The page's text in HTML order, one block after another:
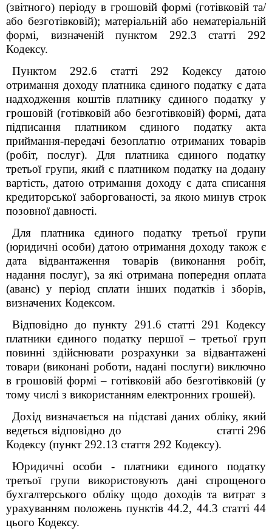
(звітного) періоду в грошовій формі (готівковій та/
або безготівковій); матеріальній або нематеріальній
формі, визначеній пунктом 292.3 статті 292
Кодексу.
Пунктом 292.6 статті 292 Кодексу датою
отримання доходу платника єдиного податку є дата
надходження коштів платнику єдиного податку у
грошовій (готівковій або безготівковій) формі, дата
підписання платником єдиного податку акта
приймання-передачі безоплатно отриманих товарів
(робіт, послуг). Для платника єдиного податку
третьої групи, який є платником податку на додану
вартість, датою отримання доходу є дата списання
кредиторської заборгованості, за якою минув строк
позовної давності.
Для платника єдиного податку третьої групи
(юридичні особи) датою отримання доходу також є
дата відвантаження товарів (виконання робіт,
надання послуг), за які отримана попередня оплата
(аванс) у період сплати інших податків і зборів,
визначених Кодексом.
Відповідно до пункту 291.6 статті 291 Кодексу
платники єдиного податку першої – третьої груп
повинні здійснювати розрахунки за відвантажені
товари (виконані роботи, надані послуги) виключно
в грошовій формі – готівковій або безготівковій (у
тому числі з використанням електронних грошей).
Дохід визначається на підставі даних обліку, який
ведеться відповідно до статті 296
Кодексу (пункт 292.13 стаття 292 Кодексу).
Юридичні особи - платники єдиного податку
третьої групи використовують дані спрощеного
бухгалтерського обліку щодо доходів та витрат з
урахуванням положень пунктів 44.2, 44.3 статті 44
цього Кодексу.